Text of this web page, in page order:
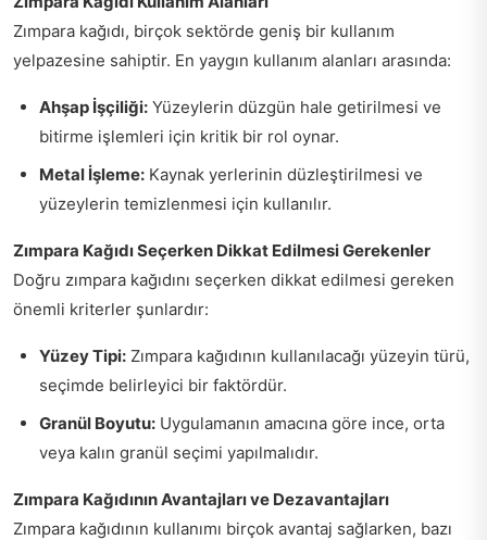
Zımpara kağıdı, birçok sektörde geniş bir kullanım
yelpazesine sahiptir. En yaygın kullanım alanları arasında:
Ahşap İşçiliği: Yüzeylerin düzgün hale getirilmesi ve
bitirme işlemleri için kritik bir rol oynar.
Metal İşleme: Kaynak yerlerinin düzleştirilmesi ve
yüzeylerin temizlenmesi için kullanılır.
Zımpara Kağıdı Seçerken Dikkat Edilmesi Gerekenler
Doğru zımpara kağıdını seçerken dikkat edilmesi gereken
önemli kriterler şunlardır:
Yüzey Tipi: Zımpara kağıdının kullanılacağı yüzeyin türü,
seçimde belirleyici bir faktördür.
Granül Boyutu: Uygulamanın amacına göre ince, orta
veya kalın granül seçimi yapılmalıdır.
Zımpara Kağıdının Avantajları ve Dezavantajları
Zımpara kağıdının kullanımı birçok avantaj sağlarken, bazı